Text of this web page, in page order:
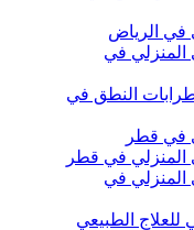
في الرياض
المنزلي في
النطق في
في قطر
المنزلي في قطر
المنزلي في
للعلاج الطبيعي